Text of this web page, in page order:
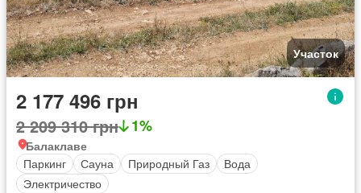
Участок
2 177 496 грн
2 209 310 грн 1%
Балаклаве
Паркинг
Сауна Природный Газ
Вода
Электричество